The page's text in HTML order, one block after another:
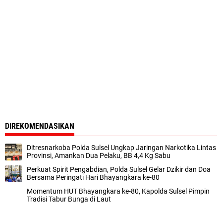
DIREKOMENDASIKAN
Ditresnarkoba Polda Sulsel Ungkap Jaringan Narkotika Lintas
Provinsi, Amankan Dua Pelaku, BB 4,4 Kg Sabu
Perkuat Spirit Pengabdian, Polda Sulsel Gelar Dzikir dan Doa
Bersama Peringati Hari Bhayangkara ke-80
Momentum HUT Bhayangkara ke-80, Kapolda Sulsel Pimpin
Tradisi Tabur Bunga di Laut